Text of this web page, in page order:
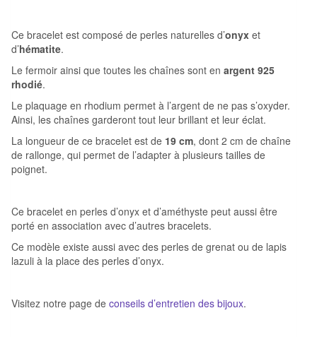
Ce bracelet est composé de perles naturelles d’onyx et
d’hématite.
Le fermoir ainsi que toutes les chaînes sont en argent 925
rhodié.
Le plaquage en rhodium permet à l’argent de ne pas s’oxyder.
Ainsi, les chaînes garderont tout leur brillant et leur éclat.
La longueur de ce bracelet est de 19 cm, dont 2 cm de chaîne
de rallonge, qui permet de l’adapter à plusieurs tailles de
poignet.
Ce bracelet en perles d’onyx et d’améthyste peut aussi être
porté en association avec d’autres bracelets.
Ce modèle existe aussi avec des perles de grenat ou de lapis
lazuli à la place des perles d’onyx.
Visitez notre page de conseils d’entretien des bijoux.